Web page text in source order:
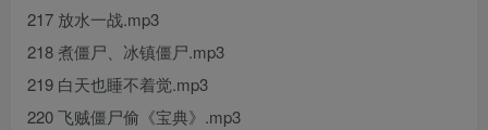
217 放水一战.mp3
218 煮僵尸、冰镇僵尸.mp3
219 白天也睡不着觉.mp3
220 飞贼僵尸偷《宝典》.mp3